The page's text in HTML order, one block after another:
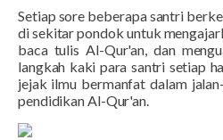
Setiap sore beberapa santri
di sekitar pondok untuk
baca tulis Al-Qur'an, dan
langkah kaki para santri setiap
jejak ilmu bermanfat dalam
pendidikan Al-Qur'an.